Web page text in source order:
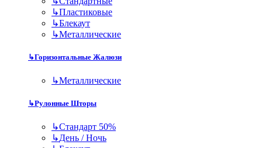
↳Пластиковые
↳Блекаут
↳Металлические
↳Горизонтальные Жалюзи
↳Металлические
↳Рулонные Шторы
↳Стандарт 50%
↳День / Ночь